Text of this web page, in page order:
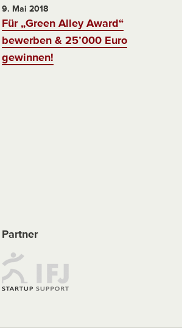
9. Mai 2018
Für „Green Alley Award“
bewerben & 25’000 Euro
gewinnen!
Partner